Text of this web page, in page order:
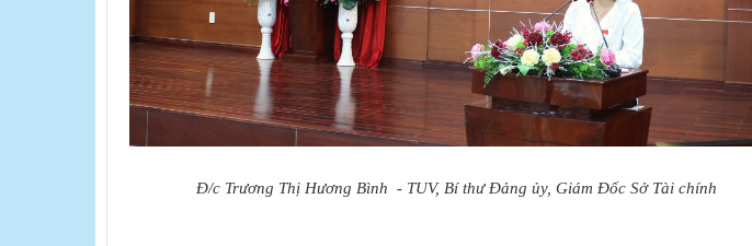
Đ/c Trương Thị Hương Bình ​ - TUV, Bí thư Đảng ủy, Giám Đốc Sở Tài chính​